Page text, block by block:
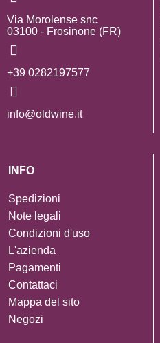
Via Morolense snc
03100 - Frosinone (FR)
+39 0282197577
info@oldwine.it
INFO
Spedizioni
Note legali
Condizioni d'uso
L'azienda
Pagamenti
Contattaci
Mappa del sito
Negozi